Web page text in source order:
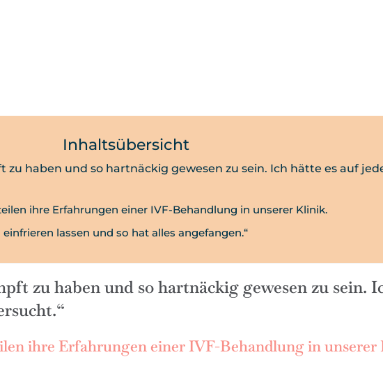
Inhaltsübersicht
zu haben und so hartnäckig gewesen zu sein. Ich hätte es auf
ihre Erfahrungen einer IVF-Behandlung in unserer Klinik.
lassen und so hat alles angefangen.“
zu haben und so hartnäckig gewesen zu sein.
ihre Erfahrungen einer IVF-Behandlung in